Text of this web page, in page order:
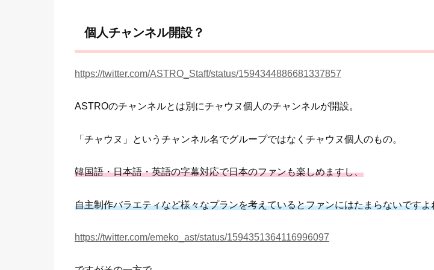
個人チャンネル開設？
https://twitter.com/ASTRO_Staff/status/1594344886681337857
ASTROのチャンネルとは別にチャウヌ個人のチャンネルが開設。
「チャウヌ」というチャンネル名でグループではなくチャウヌ個人のもの。
韓国語・日本語・英語の字幕対応で日本のファンも楽しめますし、
自主制作バラエティなど様々なプランを考えているとファンにはたまらないですよ
https://twitter.com/emeko_ast/status/1594351364116996097